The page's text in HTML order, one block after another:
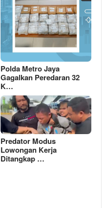
Polda Metro Jaya
Gagalkan Peredaran 32
K…
Predator Modus
Lowongan Kerja
Ditangkap …